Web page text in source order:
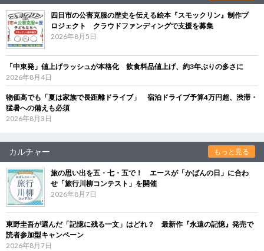
四日市の公害克服の歴史を伝える絵本『スモックリン』制作プ
ロジェクト クラウドファンディングで支援を募集
2026年8月5日
「中東発」値上げラッシュが本格化 飲食料品値上げ、約3年ぶりの多さに
2026年8月4日
物価高でも「夏は家族で長距離ドライブ」 宿泊ドライブ予算4万円超、渋滞・
猛暑への備えも必須
2026年8月3日
カルチャー もっと見る
旅の思い出を五・七・五で！ エースが「かばんの日」に合わ
せ「旅行川柳コンテスト」を開催
2026年8月7日
東野圭吾が選んだ「記憶に残る一文」はどれ？ 最新作『永遠の記憶』発売で
読者参加型キャンペーン
2026年8月7日